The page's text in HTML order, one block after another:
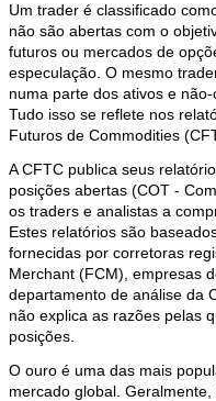
Um trader é classificado
não são abertas com o
futuros ou mercados de
especulação. O mesmo
numa parte dos ativos e
Tudo isso se reflete nos
Futuros de Commodities
A CFTC publica seus
posições abertas (COT -
os traders e analistas a
Estes relatórios são
fornecidas por corretoras
Merchant (FCM), empresas
departamento de análise da
não explica as razões pelas
posições.
O ouro é uma das mais
mercado global.